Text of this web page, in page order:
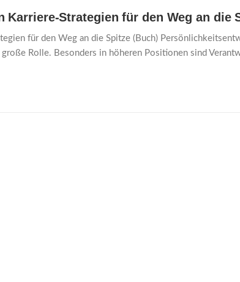
Karriere-Strategien für den Weg an die
für den Weg an die Spitze (Buch)
Rolle. Besonders in höheren Positionen sind